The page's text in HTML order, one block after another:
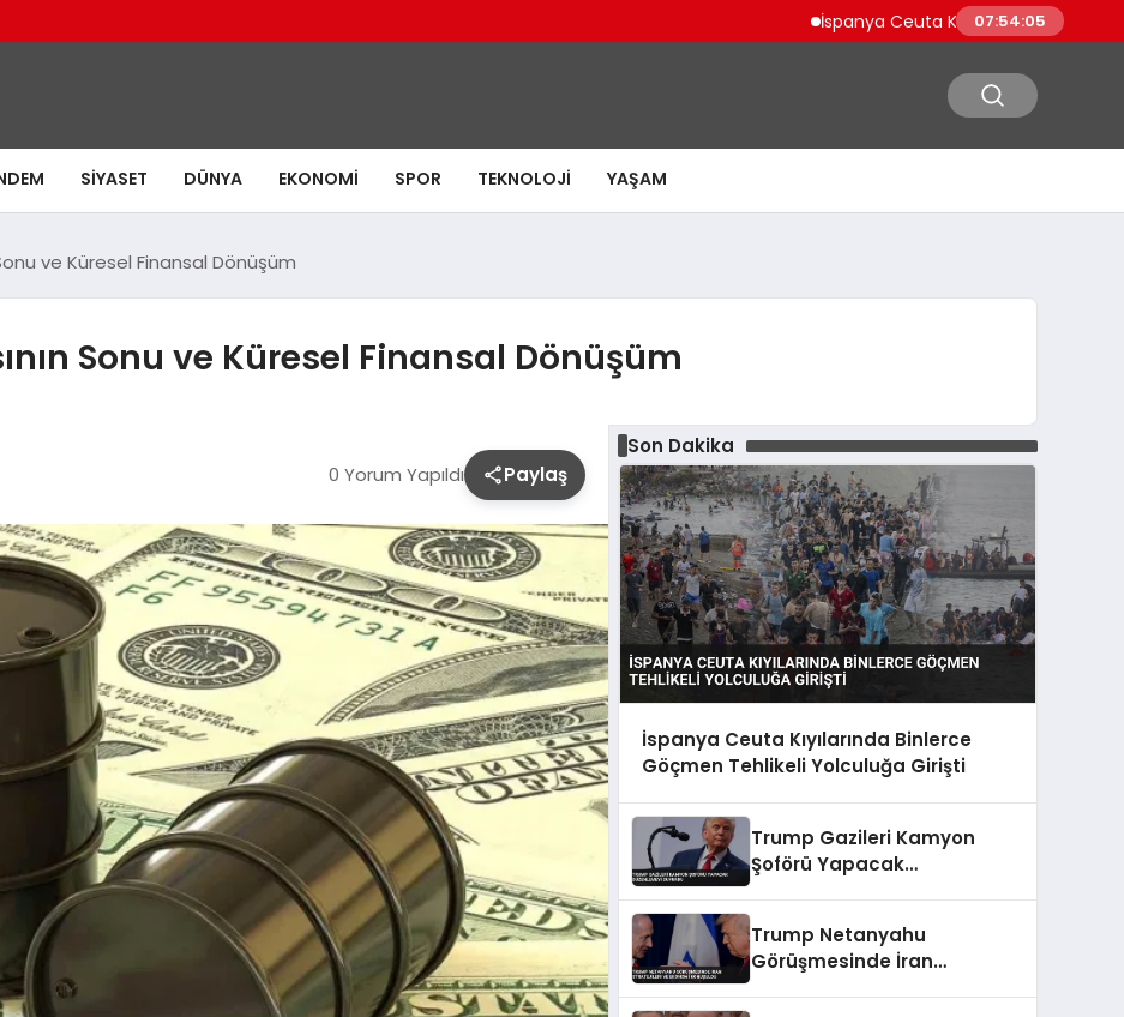
İspanya Ceuta Kıyılarında Binlerce
07:54:06
SIYASET DÜNYA EKONOMI SPOR TEKNOLOJI YAŞAM
ve Küresel Finansal Dönüşüm
Sonu ve Küresel Finansal Dönüşüm
0 Yorum Yapıldı Paylaş
Son Dakika
İspanya Ceuta Kıyılarında Binlerce
Göçmen Tehlikeli Yolculuğa Girişti
Trump Gazileri Kamyon
Şoförü Yapacak
Trump Netanyahu
Görüşmesinde İran